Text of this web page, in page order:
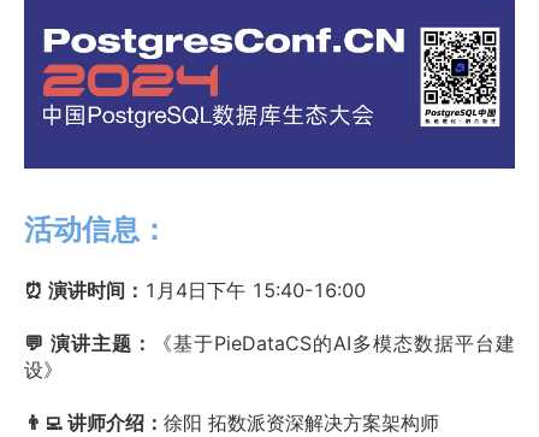
活动信息：
⏰ 演讲时间： 1月4日下午 15:40-16:00
💬 演讲主题：
《基于PieDataCS的AI多模态数据平台建
设》
👨‍💻 讲师介绍： 徐阳 拓数派资深解决方案架构师